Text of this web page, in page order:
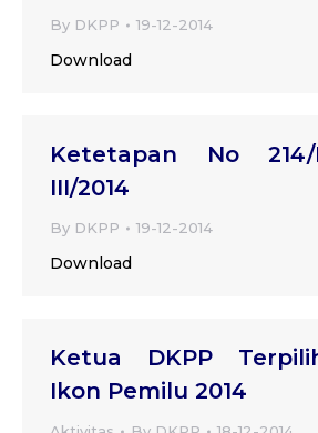
By DKPP 19-12-2014
Download
Ketetapan No 214/
III/2014
By DKPP 19-12-2014
Download
Ketua DKPP
Ikon Pemilu 2014